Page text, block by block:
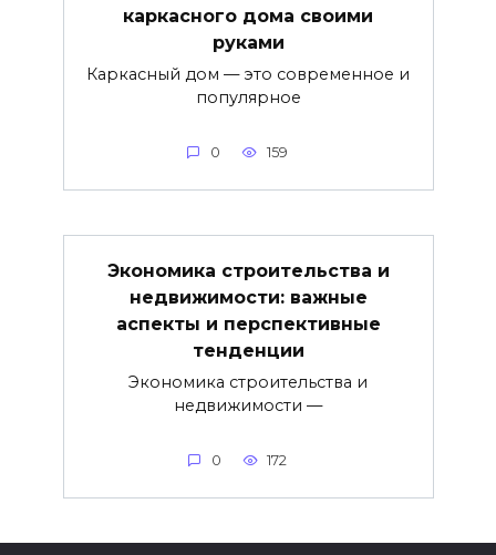
каркасного дома своими
руками
Каркасный дом — это современное и
популярное
0 159
Экономика строительства и
недвижимости: важные
аспекты и перспективные
тенденции
Экономика строительства и
недвижимости —
0 172